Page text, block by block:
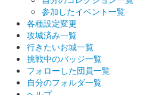
鶴ヶ城（会津若松城
絵ろうそくまつりver
販売終了
参加したイベント一覧
各種設定変更
攻城済み一覧
行きたいお城一覧
挑戦中のバッジ一覧
フォローした団員一覧
自分のフォルダ一覧